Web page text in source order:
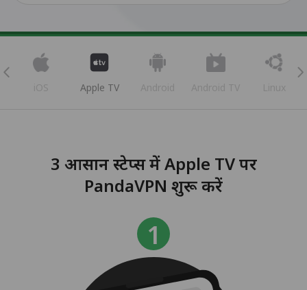
iOS Apple TV Android Android TV Linux
3 आसान स्टेप्स में Apple TV पर
PandaVPN शुरू करें